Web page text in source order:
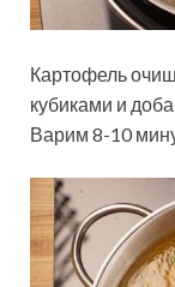
Картофель
кубиками и
Варим 8-10